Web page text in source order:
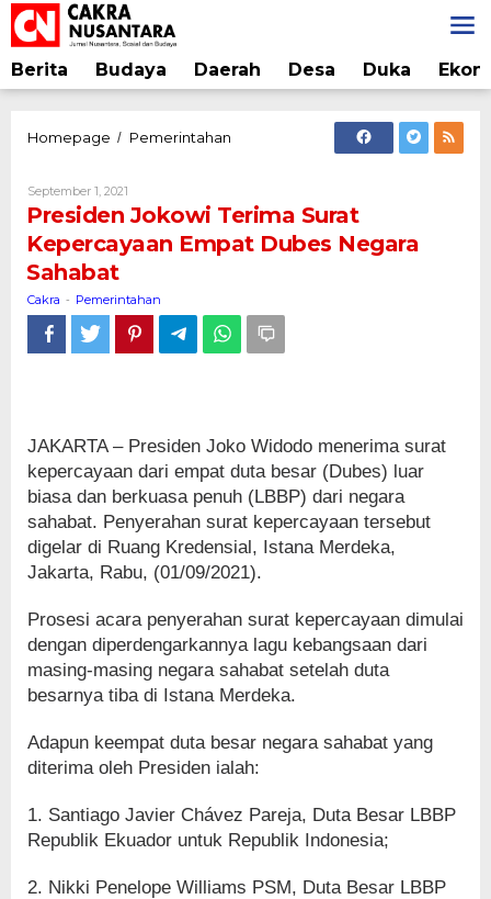
Lewati
ke
konten
Berita Budaya Daerah Desa Duka
Homepage / Pemerintahan
Surat
Kepercayaan
Empat
Sahabat
September 1, 2021
Cakra
Presiden Jokowi Terima Surat
Kepercayaan Empat Dubes Negara
Sahabat
Cakra - Pemerintahan
JAKARTA – Presiden Joko Widodo menerima surat
kepercayaan dari empat duta besar (Dubes) luar
biasa dan berkuasa penuh (LBBP) dari negara
sahabat. Penyerahan surat kepercayaan tersebut
digelar di Ruang Kredensial, Istana Merdeka,
Jakarta, Rabu, (01/09/2021).
Prosesi acara penyerahan surat kepercayaan dimulai
dengan diperdengarkannya lagu kebangsaan dari
masing-masing negara sahabat setelah duta
besarnya tiba di Istana Merdeka.
Adapun keempat duta besar negara sahabat yang
diterima oleh Presiden ialah:
1. Santiago Javier Chávez Pareja, Duta Besar LBBP
Republik Ekuador untuk Republik Indonesia;
2. Nikki Penelope Williams PSM, Duta Besar LBBP